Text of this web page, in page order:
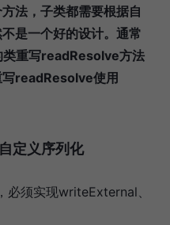
法，子类都需要根据自
是一个好的设计。通常
重写readResolve方法
readResolve使用
定义序列化
须实现writeExternal、